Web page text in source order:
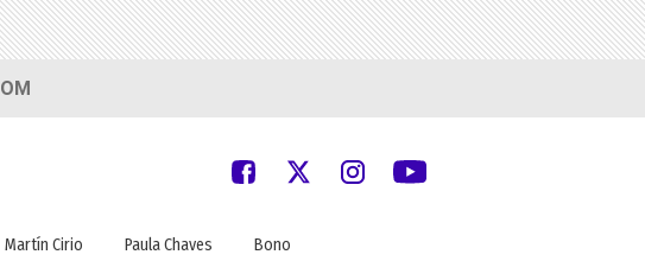
Martín Cirio Paula Chaves Bono